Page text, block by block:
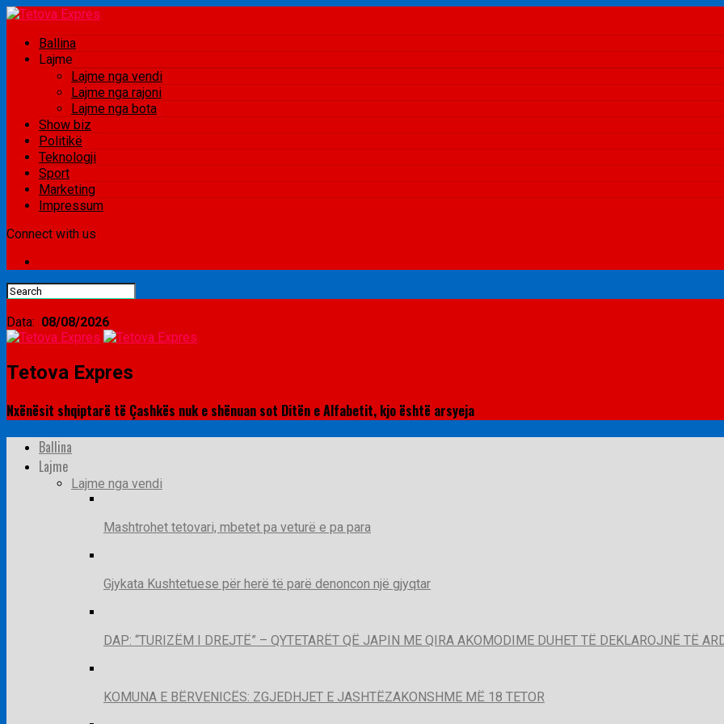
Ballina
Lajme
Lajme nga vendi
Lajme nga rajoni
Lajme nga bota
Show biz
Politikë
Teknologji
Sport
Marketing
Impressum
Connect with us
Data: 08/08/2026
Tetova Expres
Nxënësit shqiptarë të Çashkës nuk e shënuan sot Ditën e Alfabetit, kjo është arsyeja
Ballina
Lajme
Lajme nga vendi
Mashtrohet tetovari, mbetet pa veturë e pa para
Gjykata Kushtetuese për herë të parë denoncon një gjyqtar
DAP: “TURIZËM I DREJTË” – QYTETARËT QË JAPIN ME QIRA AKOMODIME DUHET TË DEKLAROJNË TË
KOMUNA E BËRVENICËS: ZGJEDHJET E JASHTËZAKONSHME MË 18 TETOR